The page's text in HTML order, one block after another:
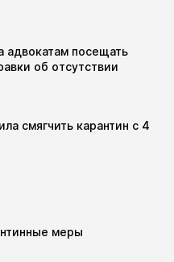
адвокатам посещать
об отсутствии
смягчить карантин с 4
меры